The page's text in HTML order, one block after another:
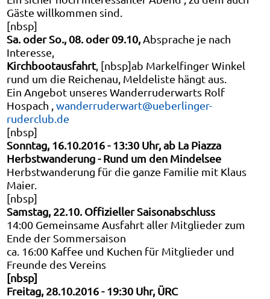
Gäste willkommen sind.
[nbsp]
Sa. oder So., 08. oder 09.10, Absprache je nach
Interesse,
Kirchbootausfahrt, [nbsp]ab Markelfinger Winkel
rund um die Reichenau, Meldeliste hängt aus.
Ein Angebot unseres Wanderruderwarts Rolf
Hospach , wanderruderwart@ueberlinger-
ruderclub.de
[nbsp]
Sonntag, 16.10.2016 - 13:30 Uhr, ab La Piazza
Herbstwanderung - Rund um den Mindelsee
Herbstwanderung für die ganze Familie mit Klaus
Maier.
[nbsp]
Samstag, 22.10. Offizieller Saisonabschluss
14:00 Gemeinsame Ausfahrt aller Mitglieder zum
Ende der Sommersaison
ca. 16:00 Kaffee und Kuchen für Mitglieder und
Freunde des Vereins
[nbsp]
Freitag, 28.10.2016 - 19:30 Uhr, ÜRC